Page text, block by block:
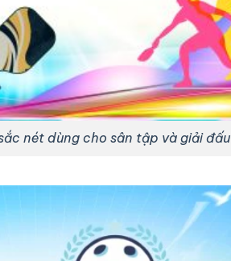
nét dùng cho sân tập và giải đấu